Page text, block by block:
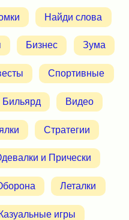
Найди слова
Бизнес Зума
Спортивные
Бильярд Видео
Стратегии
и Прически
Леталки
Казуальные игры